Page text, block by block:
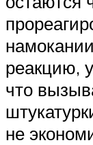
реакцию,
что
не